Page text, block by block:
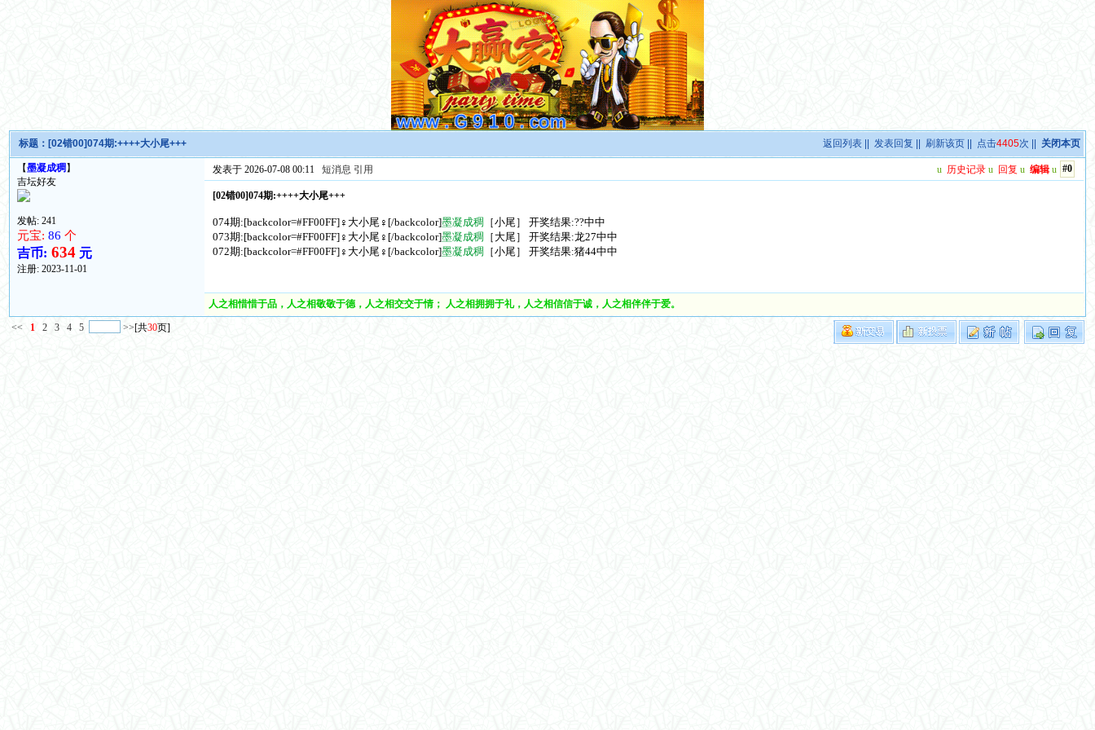
返回列表 ||发表回复 ||刷新该页 || 点击4405次 || 关闭本页
标题： [02错00]074期:++++大小尾+++
【墨凝成稠 】
吉坛好友
发帖: 241
元宝: 86个
吉币: 634 元
注册:2023-11-01
#0
u 历史记录 u 回复 u 编辑 u
发表于 2026-07-08 00:11短消息 引用
[02错00]074期:++++大小尾+++
074期:[backcolor=#FF00FF]♀大小尾♀[/backcolor]墨凝成稠
［小尾］ 开奖结果:??中中
073期:[backcolor=#FF00FF]♀大小尾♀[/backcolor]墨凝成稠
［大尾］ 开奖结果:龙27中中
072期:[backcolor=#FF00FF]♀大小尾♀[/backcolor]墨凝成稠 ［小尾］ 开奖结果:猪44中中
人之相惜惜于品，人之相敬敬于德，人之相交交于情； 人之相拥拥于礼，人之相信信于诚，人之相伴伴于爱。
<< 1 2 3 4 5 >>[共30页]